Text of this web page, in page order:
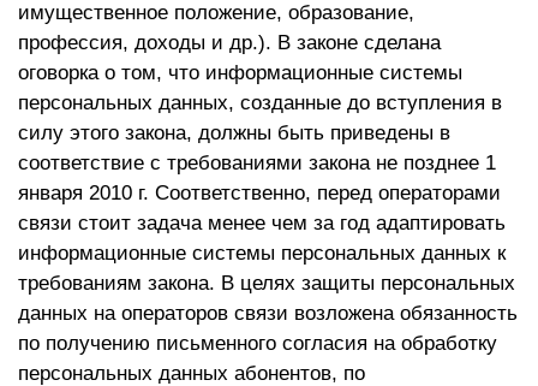
имущественное положение, образование,
профессия, доходы и др.). В законе сделана
оговорка о том, что информационные системы
персональных данных, созданные до вступления в
силу этого закона, должны быть приведены в
соответствие с требованиями закона не позднее 1
января 2010 г. Соответственно, перед операторами
связи стоит задача менее чем за год адаптировать
информационные системы персональных данных к
требованиям закона. В целях защиты персональных
данных на операторов связи возложена обязанность
по получению письменного согласия на обработку
персональных данных абонентов, по